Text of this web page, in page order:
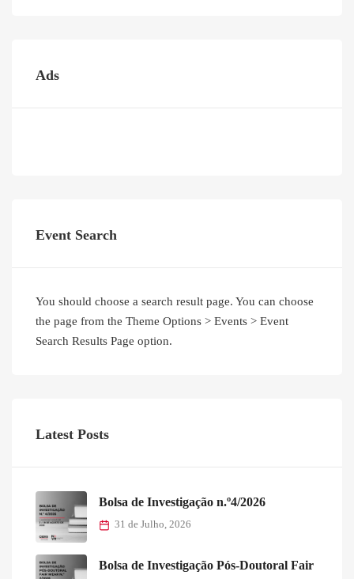
Ads
Event Search
You should choose a search result page. You can choose
the page from the Theme Options > Events > Event
Search Results Page option.
Latest Posts
Bolsa de Investigação n.º4/2026
31 de Julho, 2026
Bolsa de Investigação Pós-Doutoral Fair